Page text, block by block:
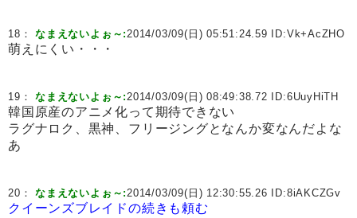
18：なまえないよぉ～:2014/03/09(日) 05:51:24.59 ID:Vk+AcZHO
萌えにくい・・・
19：なまえないよぉ～:2014/03/09(日) 08:49:38.72 ID:6UuyHiTH
韓国原産のアニメ化って期待できない
ラグナロク、黒神、フリージングとなんか変なんだよな
あ
20：なまえないよぉ～:2014/03/09(日) 12:30:55.26 ID:8iAKCZGv
クイーンズブレイドの続きも頼む